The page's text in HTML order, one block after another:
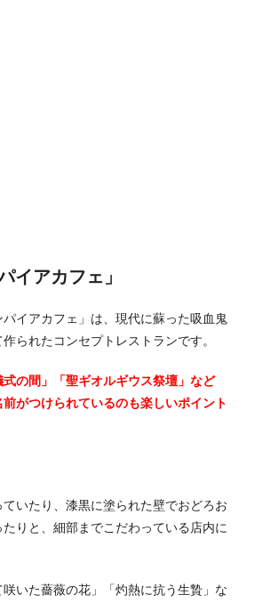
イアカフェ」
イアカフェ」は、現代に蘇った吸血鬼
られたコンセプトレストランです。
式の間」「聖ギオルギウス祭壇」など
がつけられているのも楽しいポイント
ていたり、漆黒に塗られた壁でおどろお
りと、細部までこだわっている店内に
咲いた薔薇の花」「灼熱に抗う生贄」な